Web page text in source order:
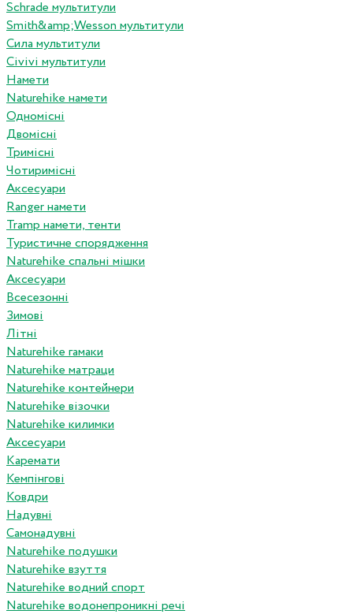
Schrade мультитули
Smith&amp;Wesson мультитули
Сила мультитули
Civivi мультитули
Намети
Naturehike намети
Одномісні
Двомісні
Тримісні
Чотиримісні
Аксесуари
Ranger намети
Tramp намети, тенти
Туристичне спорядження
Naturehike спальні мішки
Аксесуари
Всесезонні
Зимові
Літні
Naturehike гамаки
Naturehike матраци
Naturehike контейнери
Naturehike візочки
Naturehike килимки
Аксесуари
Каремати
Кемпінгові
Ковдри
Надувні
Самонадувні
Naturehike подушки
Naturehike взуття
Naturehike водний спорт
Naturehike водонепроникні речі